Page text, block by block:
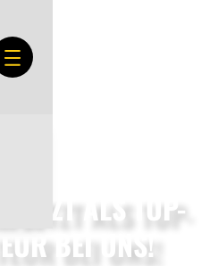
JETZT ALS TOP-
BEI UNS!